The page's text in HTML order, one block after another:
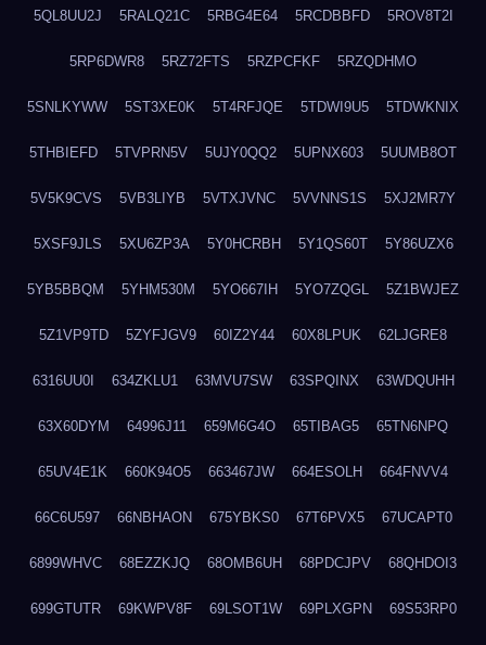
5QL8UU2J 5RALQ21C 5RBG4E64 5RCDBBFD 5ROV8T2I
5RP6DWR8 5RZ72FTS 5RZPCFKF 5RZQDHMO
5SNLKYWW 5ST3XE0K 5T4RFJQE 5TDWI9U5 5TDWKNIX
5THBIEFD 5TVPRN5V 5UJY0QQ2 5UPNX603 5UUMB8OT
5V5K9CVS 5VB3LIYB 5VTXJVNC 5VVNNS1S 5XJ2MR7Y
5XSF9JLS 5XU6ZP3A 5Y0HCRBH 5Y1QS60T 5Y86UZX6
5YB5BBQM 5YHM530M 5YO667IH 5YO7ZQGL 5Z1BWJEZ
5Z1VP9TD 5ZYFJGV9 60IZ2Y44 60X8LPUK 62LJGRE8
6316UU0I 634ZKLU1 63MVU7SW 63SPQINX 63WDQUHH
63X60DYM 64996J11 659M6G4O 65TIBAG5 65TN6NPQ
65UV4E1K 660K94O5 663467JW 664ESOLH 664FNVV4
66C6U597 66NBHAON 675YBKS0 67T6PVX5 67UCAPT0
6899WHVC 68EZZKJQ 68OMB6UH 68PDCJPV 68QHDOI3
699GTUTR 69KWPV8F 69LSOT1W 69PLXGPN 69S53RP0